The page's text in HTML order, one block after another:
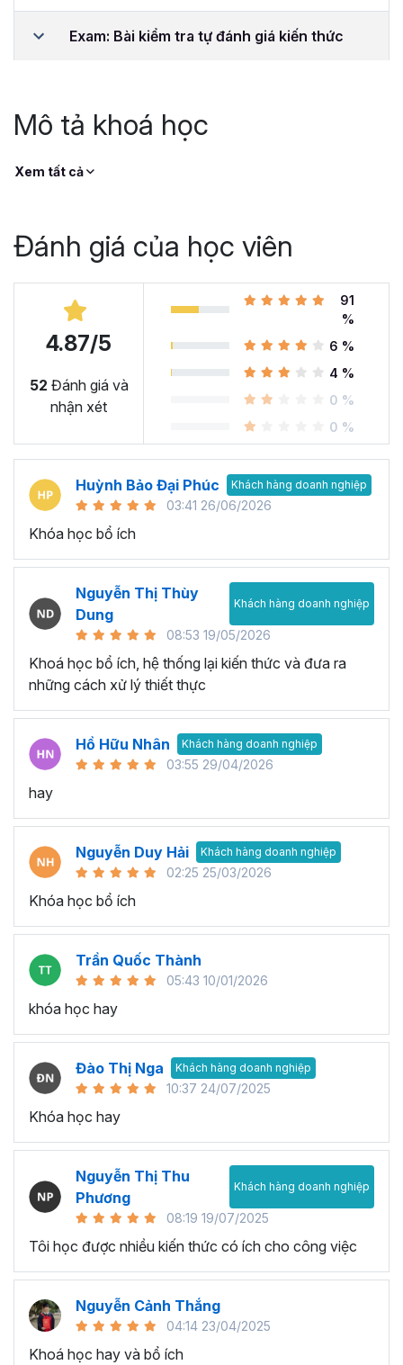
Exam: Bài kiểm tra tự đánh giá kiến thức
Mô tả khoá học
Xem tất cả
Đánh giá của học viên
4.87/5
52 Đánh giá và
nhận xét
91
%
6 %
4 %
0 %
0 %
Huỳnh Bảo Đại Phúc Khách hàng doanh nghiệp
03:41 26/06/2026
Khóa học bổ ích
Nguyễn Thị Thùy
Dung
Khách hàng doanh nghiệp
08:53 19/05/2026
Khoá học bổ ích, hệ thống lại kiến thức và đưa ra
những cách xử lý thiết thực
Hồ Hữu Nhân Khách hàng doanh nghiệp
03:55 29/04/2026
hay
Nguyễn Duy Hải Khách hàng doanh nghiệp
02:25 25/03/2026
Khóa học bổ ích
Trần Quốc Thành
05:43 10/01/2026
khóa học hay
Đào Thị Nga Khách hàng doanh nghiệp
10:37 24/07/2025
Khóa học hay
Nguyễn Thị Thu
Phương
Khách hàng doanh nghiệp
08:19 19/07/2025
Tôi học được nhiều kiến thức có ích cho công việc
Nguyễn Cảnh Thắng
04:14 23/04/2025
Khoá học hay và bổ ích